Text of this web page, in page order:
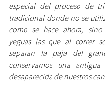
especial del proceso de
tradicional donde no se
como se hace ahora,
yeguas las que al correr
separan la paja del
conservamos una
desaparecida de nuestros